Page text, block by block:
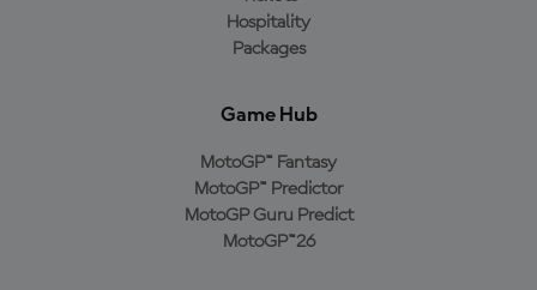
Hospitality
Packages
Game Hub
MotoGP™ Fantasy
MotoGP™ Predictor
MotoGP Guru Predict
MotoGP™26